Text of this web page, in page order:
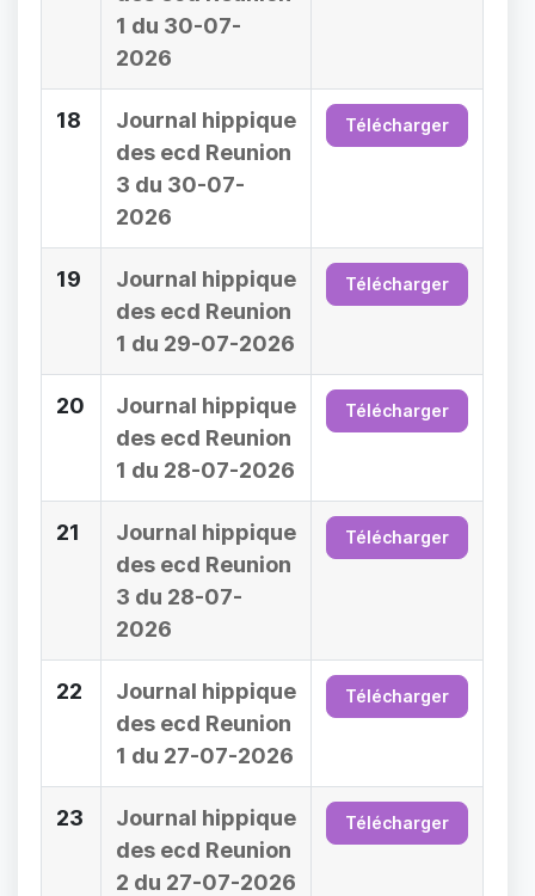
1 du 30-07-
2026
18
Journal hippique
des ecd Reunion
3 du 30-07-
2026
Télécharger
19
Journal hippique
des ecd Reunion
1 du 29-07-2026
Télécharger
20
Journal hippique
des ecd Reunion
1 du 28-07-2026
Télécharger
21
Journal hippique
des ecd Reunion
3 du 28-07-
2026
Télécharger
22
Journal hippique
des ecd Reunion
1 du 27-07-2026
Télécharger
23
Journal hippique
des ecd Reunion
2 du 27-07-2026
Télécharger